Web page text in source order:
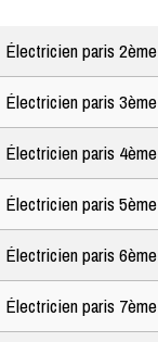
Électricien paris 2ème
Électricien paris 3ème
Électricien paris 4ème
Électricien paris 5ème
Électricien paris 6ème
Électricien paris 7ème